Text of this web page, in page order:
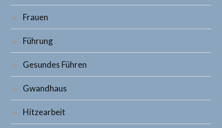
Frauen
Führung
Gesundes Führen
Gwandhaus
Hitzearbeit